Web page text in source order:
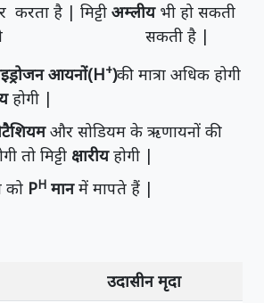
करता है | मिट्टी अम्लीय भी हो सकती
हो सकती है |
आयनों(H+)की मात्रा अधिक होगी
होगी |
और सोडियम के ऋणायनों की
तो मिट्टी क्षारीयहोगी |
को PH मानमें मापते हैं |
उदासीन मृदा